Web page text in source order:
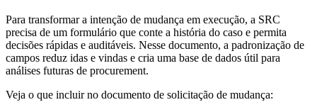
Para transformar a intenção de mudança em execução, a SRC
precisa de um formulário que conte a história do caso e permita
decisões rápidas e auditáveis. Nesse documento, a padronização de
campos reduz idas e vindas e cria uma base de dados útil para
análises futuras de procurement.
Veja o que incluir no documento de solicitação de mudança: